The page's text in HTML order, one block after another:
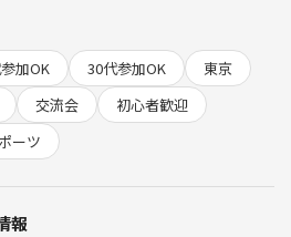
好(服と靴)→人工芝なので、専用のシュ
スニーカーでも構いません。レンタルも
設までお問い合わせください。・タオル
・水分補給できる飲み物
己紹介・準備運動
加OK 30代参加OK
東京
交流会
初心者歓迎
ーツ
報